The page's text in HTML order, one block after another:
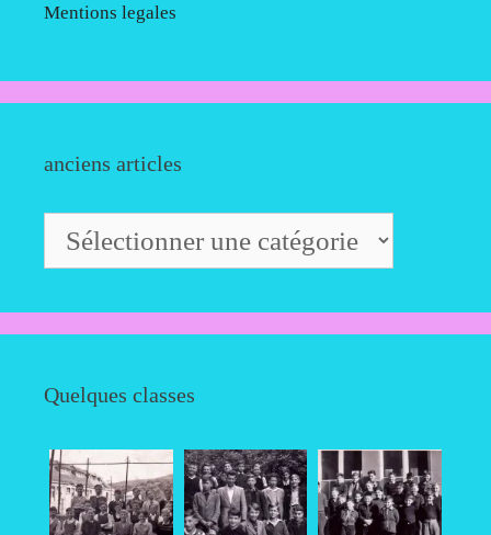
Mentions legales
anciens articles
anciens
articles
Quelques classes